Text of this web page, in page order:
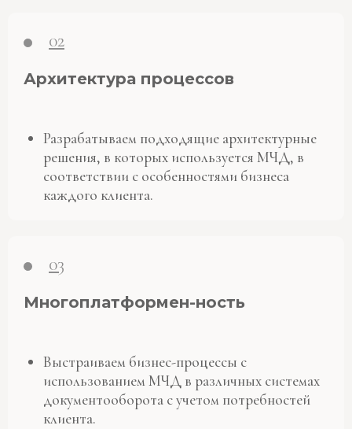
02
Архитектура процессов
Разрабатываем подходящие архитектурные
решения, в которых используется МЧД, в
соответствии с особенностями бизнеса
каждого клиента.
03
Многоплатформен-ность
Выстраиваем бизнес-процессы с
использованием МЧД в различных системах
документооборота с учетом потребностей
клиента.